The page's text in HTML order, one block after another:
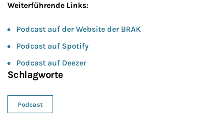
Weiterführende Links:
Podcast auf der Website der BRAK
Podcast auf Spotify
Podcast auf Deezer
Schlagworte
Podcast